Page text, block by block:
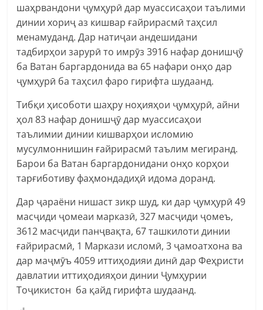
шаҳрвандони ҷумҳурӣ дар муассисаҳои таълими
динии хориҷ аз кишвар ғайрирасмӣ таҳсил
менамуданд. Дар натиҷаи андешидани
тадбирҳои зарурӣ то имрӯз 3916 нафар донишҷӯ
ба Ватан баргардонида ва 65 нафари онҳо дар
ҷумҳурӣ ба таҳсил фаро гирифта шудаанд.
Тибқи ҳисоботи шаҳру ноҳияҳои ҷумҳурӣ, айни
ҳол 83 нафар донишҷӯ дар муассисаҳои
таълимии динии кишварҳои исломию
мусулмоннишин ғайрирасмӣ таълим мегиранд.
Барои ба Ватан баргардонидани онҳо корҳои
тарғиботиву фаҳмондадиҳӣ идома доранд.
Дар ҷараёни нишаст зикр шуд, ки дар ҷумҳурӣ 49
масҷиди ҷомеаи марказӣ, 327 масҷиди ҷомеъ,
3612 масҷиди панҷвақта, 67 ташкилоти динии
ғайрирасмӣ, 1 Маркази исломӣ, 3 ҷамоатхона ва
дар маҷмӯъ 4059 иттиҳодияи динӣ дар Феҳристи
давлатии иттиҳодияҳои динии Ҷумҳурии
Тоҷикистон ба қайд гирифта шудаанд.